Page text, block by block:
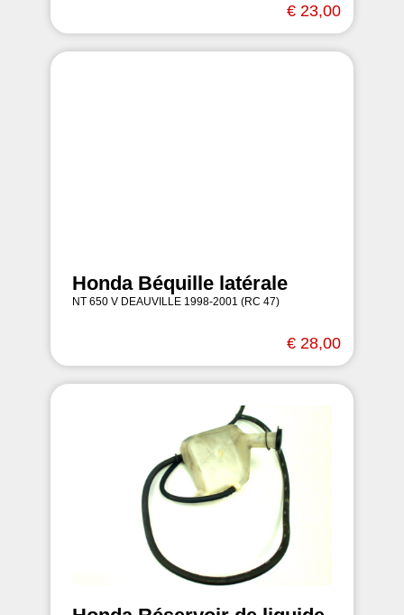
€ 23,00
Honda Béquille latérale
NT 650 V DEAUVILLE 1998-2001 (RC 47)
€ 28,00